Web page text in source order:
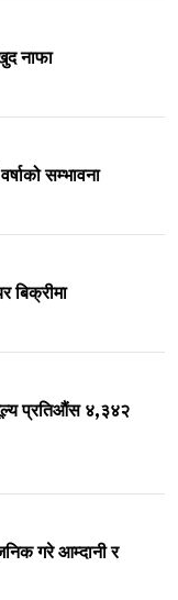
नाफा
सम्भावना
बिक्रीमा
प्रतिऔंस ४,३४२
गरे आम्दानी र